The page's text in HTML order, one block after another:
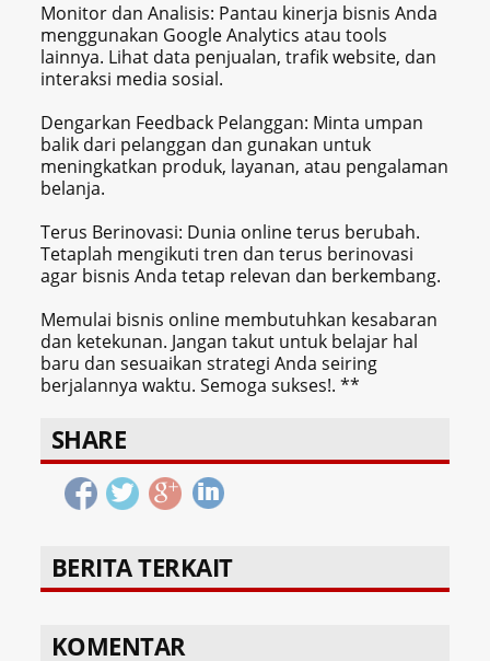
Monitor dan Analisis: Pantau kinerja bisnis Anda
menggunakan Google Analytics atau tools
lainnya. Lihat data penjualan, trafik website, dan
interaksi media sosial.
Dengarkan Feedback Pelanggan: Minta umpan
balik dari pelanggan dan gunakan untuk
meningkatkan produk, layanan, atau pengalaman
belanja.
Terus Berinovasi: Dunia online terus berubah.
Tetaplah mengikuti tren dan terus berinovasi
agar bisnis Anda tetap relevan dan berkembang.
Memulai bisnis online membutuhkan kesabaran
dan ketekunan. Jangan takut untuk belajar hal
baru dan sesuaikan strategi Anda seiring
berjalannya waktu. Semoga sukses!. **
SHARE
BERITA TERKAIT
KOMENTAR